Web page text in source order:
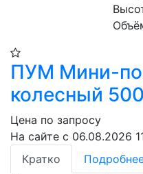
ПУМ Мини-
колесный 500
Цена по запросу
На сайте с 06.08.2026
Кратко